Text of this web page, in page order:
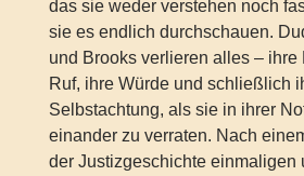
das sie weder verstehen noch
sie es endlich durchschauen.
und Brooks verlieren alles – ihre
Ruf, ihre Würde und schließlich
Selbstachtung, als sie in ihrer
einander zu verraten. Nach
der Justizgeschichte einmaligen